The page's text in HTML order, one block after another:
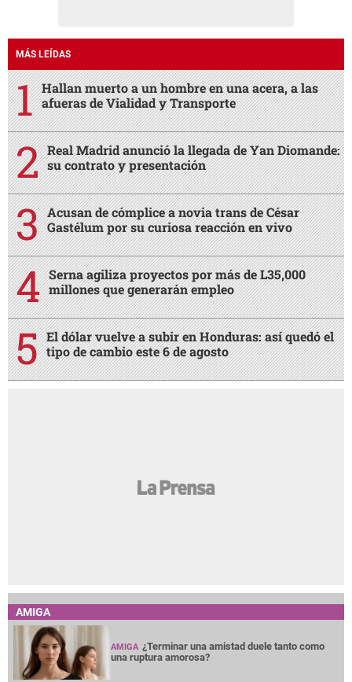
MÁS LEÍDAS
Hallan muerto a un hombre en una acera, a las
afueras de Vialidad y Transporte
Real Madrid anunció la llegada de Yan Diomande:
su contrato y presentación
Acusan de cómplice a novia trans de César
Gastélum por su curiosa reacción en vivo
Serna agiliza proyectos por más de L35,000
millones que generarán empleo
El dólar vuelve a subir en Honduras: así quedó el
tipo de cambio este 6 de agosto
AMIGA
AMIGA ¿Terminar una amistad duele tanto como
una ruptura amorosa?